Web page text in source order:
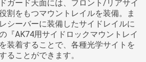
ガード天面には、フロント/リアサイ
割をもつマウントレイルを装備。ま
シーバーに装備したサイドレイルに
『AK74用サイドロックマウントレイ
装着することで、各種光学サイトを
ることができます。